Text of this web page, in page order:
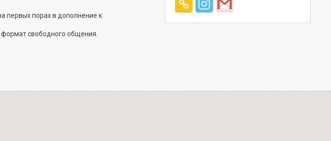
первых порах в дополнение к
свободного общения.